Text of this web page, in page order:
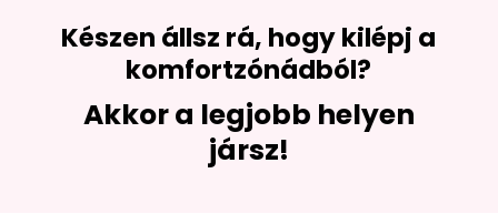
Készen állsz rá, hogy kilépj a
komfortzónádból?
Akkor a legjobb helyen
jársz!